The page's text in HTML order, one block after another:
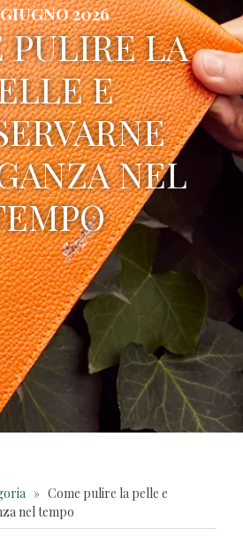
2026
PULIRE LA
E
NEL
» Come pulire la pelle e
nel tempo